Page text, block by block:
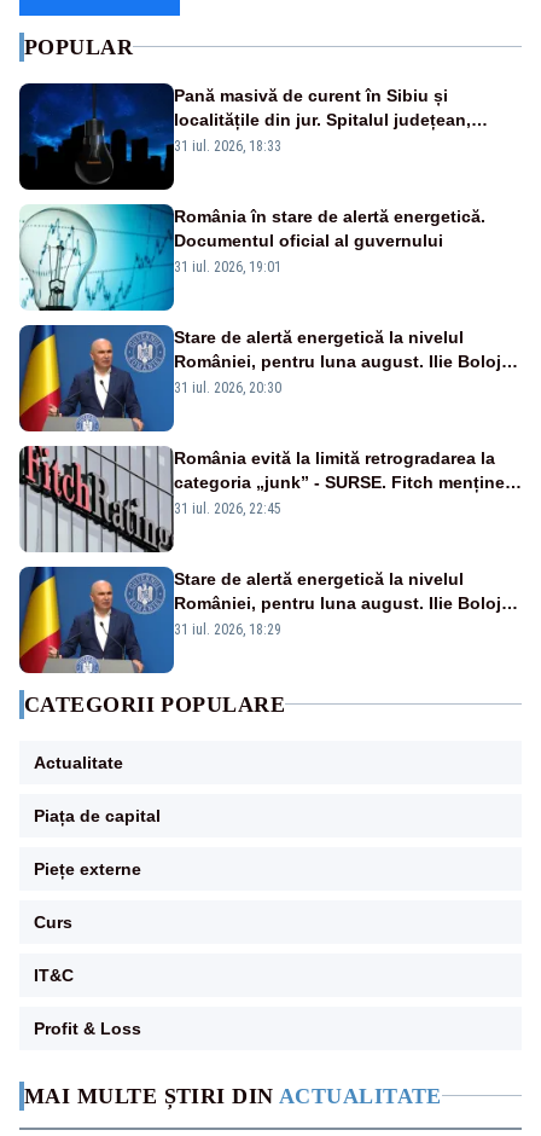
MAI MULTE ȘTIRI DIN ACTUALITATE
POPULAR
Pană masivă de curent în Sibiu și
localitățile din jur. Spitalul județean,
semafoarele, rețelele de telefonie, grav
31 iul. 2026, 18:33
România în stare de alertă energetică.
Documentul oficial al guvernului
31 iul. 2026, 19:01
Stare de alertă energetică la nivelul
României, pentru luna august. Ilie Bolojan
a anunțat importuri și posibile restricții –
31 iul. 2026, 20:30
România evită la limită retrogradarea la
categoria „junk” - SURSE. Fitch menține
ratingul BBB-
31 iul. 2026, 22:45
Stare de alertă energetică la nivelul
României, pentru luna august. Ilie Bolojan
a anunțat importuri și posibile restricții –
31 iul. 2026, 18:29
CATEGORII POPULARE
Actualitate
Piața de capital
Piețe externe
Curs
IT&C
Profit & Loss